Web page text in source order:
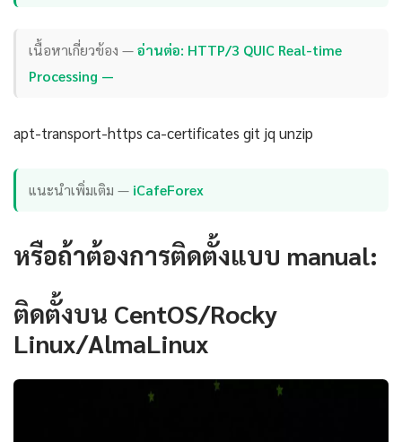
เนื้อหาเกี่ยวข้อง —อ่านต่อ: HTTP/3 QUIC Real-time
Processing —
apt-transport-https ca-certificates git jq unzip
แนะนำเพิ่มเติม — iCafeForex
หรือถ้าต้องการติดตั้งแบบ manual:
ติดตั้งบน CentOS/Rocky
Linux/AlmaLinux